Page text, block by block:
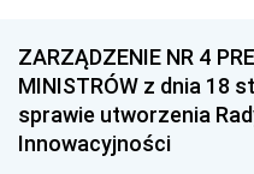
ZARZĄDZENIE NR 4
MINISTRÓW z dnia 18
sprawie utworzenia
Innowacyjności